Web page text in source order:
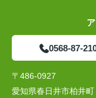
0568-87-
〒486-0927
愛知県春日井市柏井